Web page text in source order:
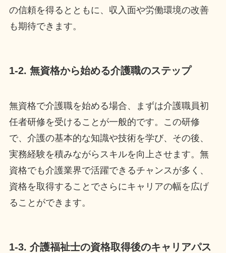
の信頼を得るとともに、収入面や労働環境の改善
も期待できます。
1-2. 無資格から始める介護職のステップ
無資格で介護職を始める場合、まずは介護職員初
任者研修を受けることが一般的です。この研修
で、介護の基本的な知識や技術を学び、その後、
実務経験を積みながらスキルを向上させます。無
資格でも介護業界で活躍できるチャンスが多く、
資格を取得することでさらにキャリアの幅を広げ
ることができます。
1-3. 介護福祉士の資格取得後のキャリアパス